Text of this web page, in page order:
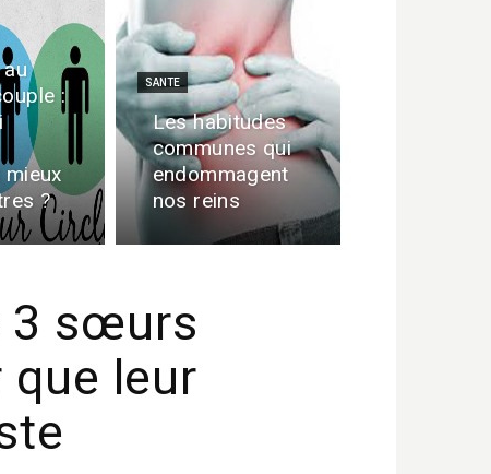
:
?
SANTE
Les habitudes
communes qui
endommagent
nos reins
3 sœurs
que leur